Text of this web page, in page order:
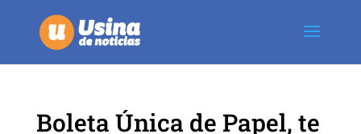
Boleta Única de Papel, te